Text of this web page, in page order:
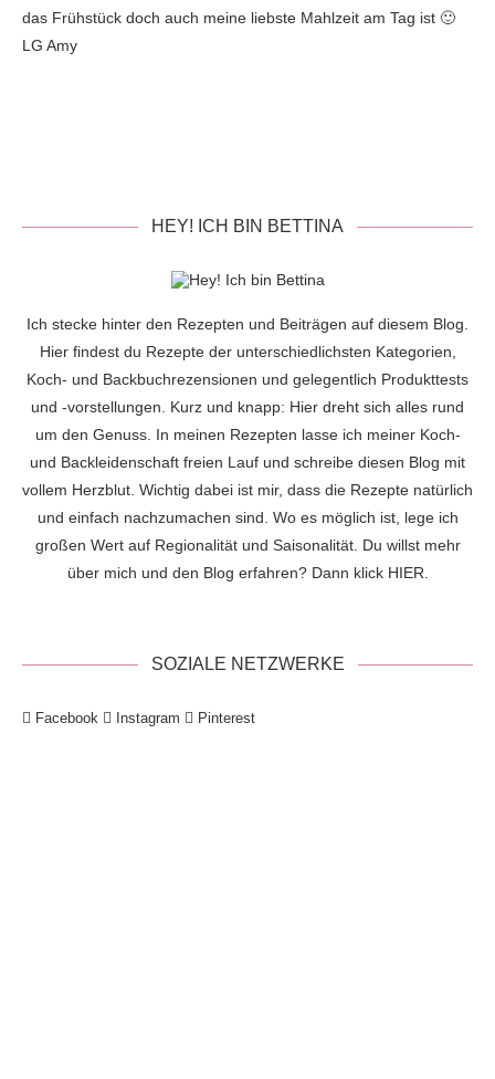
das Frühstück doch auch meine liebste Mahlzeit am Tag ist 🙂
LG Amy
HEY! ICH BIN BETTINA
Ich stecke hinter den Rezepten und Beiträgen auf diesem Blog.
Hier findest du Rezepte der unterschiedlichsten Kategorien,
Koch- und Backbuchrezensionen und gelegentlich Produkttests
und -vorstellungen. Kurz und knapp: Hier dreht sich alles rund
um den Genuss. In meinen Rezepten lasse ich meiner Koch-
und Backleidenschaft freien Lauf und schreibe diesen Blog mit
vollem Herzblut. Wichtig dabei ist mir, dass die Rezepte natürlich
und einfach nachzumachen sind. Wo es möglich ist, lege ich
großen Wert auf Regionalität und Saisonalität. Du willst mehr
über mich und den Blog erfahren? Dann klick HIER
SOZIALE NETZWERKE
Facebook Instagram Pinterest